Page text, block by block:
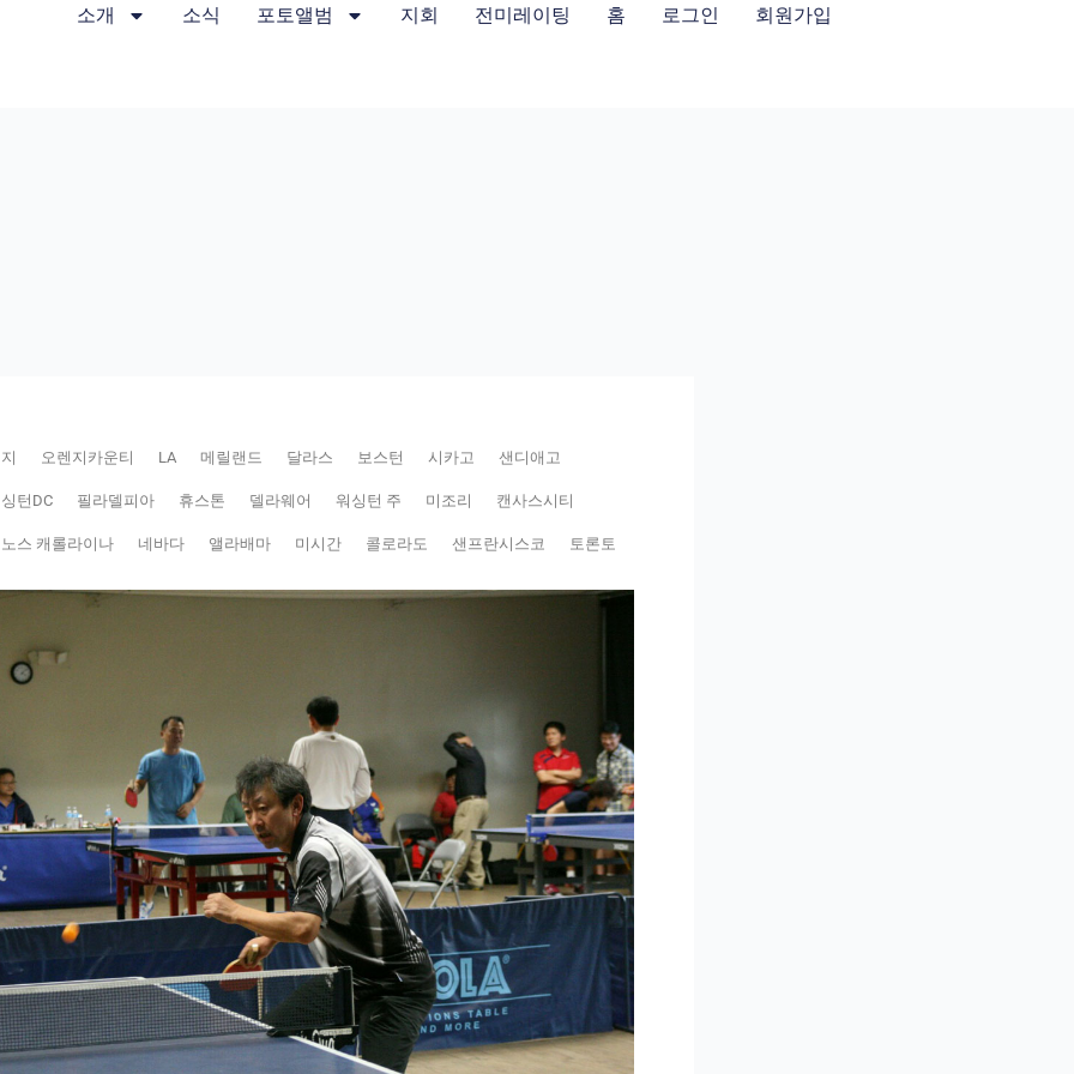
소개 소식 포토앨범 지회 전미레이팅 홈 로그인 회원가입
오렌지카운티 LA 메릴랜드 달라스 보스턴 시카고 샌디애고
턴DC 필라델피아 휴스톤 델라웨어 워싱턴 주 미조리 캔사스시티
노스 캐롤라이나 네바다 앨라배마 미시간 콜로라도 샌프란시스코 토론토